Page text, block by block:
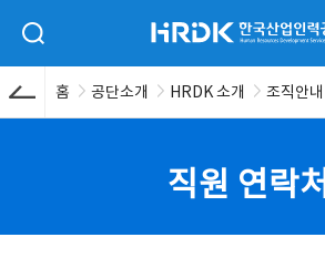
검색 입력폼 열기 HRDK 한국산업인력공단
홈 공단소개 HRDK 소개 조직안내
직원 연락처